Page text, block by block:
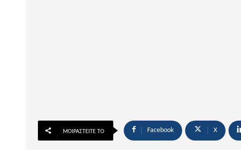
ΜΟΙΡΑΣΤΕΊΤΕ ΤΟ Facebook X